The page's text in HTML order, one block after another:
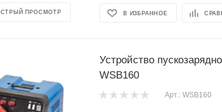
ПРОСМОТР В ИЗБРАННОЕ
Устройство
WSB160
Арт.: WSB160